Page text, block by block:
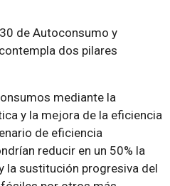
de Autoconsumo y
dos pilares
mediante la
y la mejora de la eficiencia
de eficiencia
reducir en un 50% la
la sustitución progresiva del